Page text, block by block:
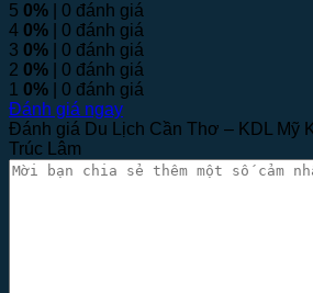
5 0% | 0 đánh giá
4 0% | 0 đánh giá
3 0% | 0 đánh giá
2 0% | 0 đánh giá
1 0% | 0 đánh giá
Đánh giá ngay
Đánh giá Du Lịch Cần Thơ – KDL Mỹ
Trúc Lâm